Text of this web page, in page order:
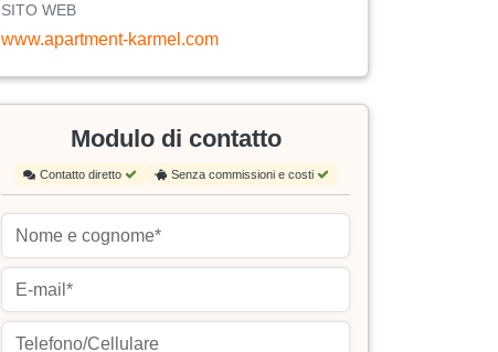
SITO WEB
www.apartment-karmel.com
Modulo di contatto
Contatto diretto Senza commissioni e costi